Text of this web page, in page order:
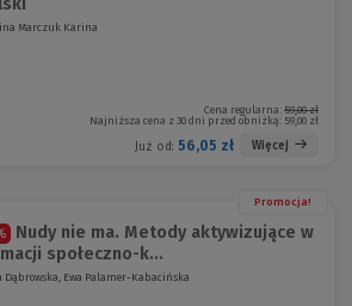
Marczuk Karina
Cena regularna: 59,00 zł
Najniższa cena z 30 dni przed obniżką: 59,00 zł
Już od: 56,05 zł Więcej
Promocja!
Nudy nie ma. Metody aktywizujące w
społeczno-k...
Dąbrowska, Ewa Palamer-Kabacińska